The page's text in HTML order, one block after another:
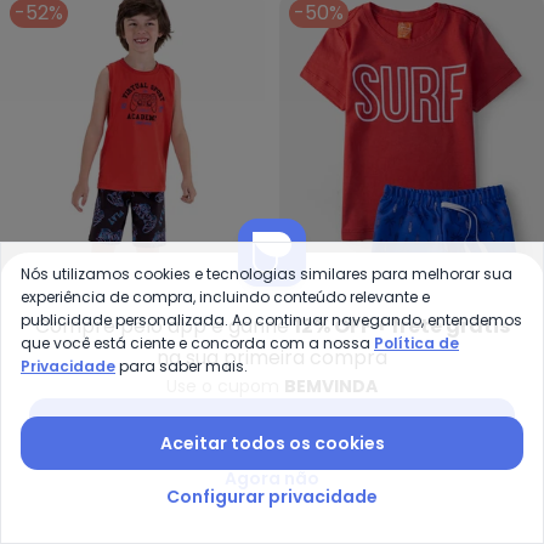
-52%
Marisol - Conjunto Curto
Conjunto Curto Infantil
R$ 49,90R$ 104,90
-50%
R$ 27,95R$ 55,90
-30%
NEW -55%
Compre pelo app e ganhe12% OFF + frete grátis
na sua primeira compra
Nós utilizamos cookies e tecnologias similares para melhorar sua
experiência de compra, incluindo conteúdo relevante e
publicidade personalizada. Ao continuar navegando, entendemos
que você está ciente e concorda com a nossa Política de
Privacidadepara saber mais.
Aceitar todos os cookies
Configurar privacidade